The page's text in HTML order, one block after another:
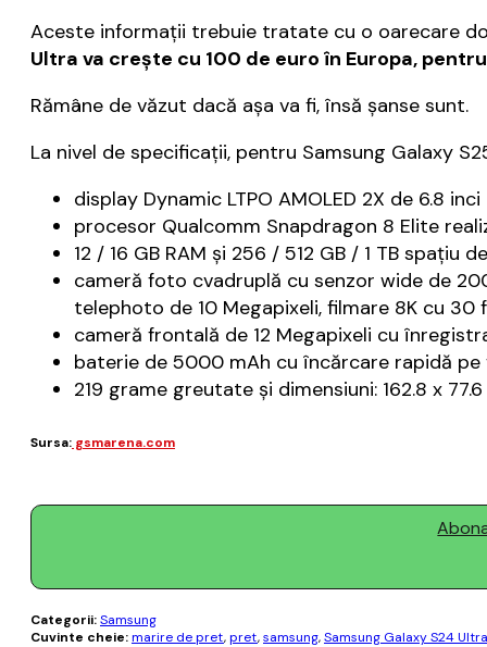
Aceste informaţii trebuie tratate cu o oarecare
Ultra va creşte cu 100 de euro în Europa,
Rămâne de văzut dacă aşa va fi, însă şanse sunt.
La nivel de specificaţii, pentru Samsung Galaxy
display Dynamic LTPO AMOLED 2X de 6.8
procesor Qualcomm Snapdragon 8 Elite
12 / 16 GB RAM şi 256 / 512 GB / 1 TB spaţiu
cameră foto cvadruplă cu senzor wide de
telephoto de 10 Megapixeli, filmare 8K cu 30
cameră frontală de 12 Megapixeli cu
baterie de 5000 mAh cu încărcare rapidă pe
219 grame greutate şi dimensiuni: 162.8 x
Sursa: gsmarena.com
Categorii:Samsung
Cuvinte cheie:marire de pret,pret,samsung,Samsung Galaxy S24 Ultra